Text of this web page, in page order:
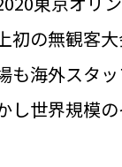
初の無観客
も海外スタ
し世界規模